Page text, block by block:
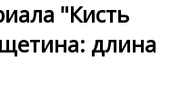
"Кисть
длина